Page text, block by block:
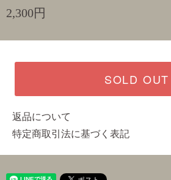
2,300円
SOLD OUT
返品について
特定商取引法に基づく表記